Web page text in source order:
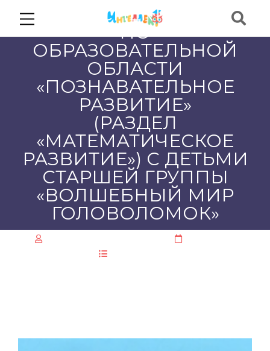
КОНСПЕКТ ООД
ПО
ОБРАЗОВАТЕЛЬНОЙ
ОБЛАСТИ
«ПОЗНАВАТЕЛЬНОЕ
РАЗВИТИЕ»
(РАЗДЕЛ
«МАТЕМАТИЧЕСКОЕ
РАЗВИТИЕ») С ДЕТЬМИ
СТАРШЕЙ ГРУППЫ
«ВОЛШЕБНЫЙ МИР
ГОЛОВОЛОМОК»